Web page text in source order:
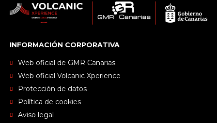
INFORMACIÓN CORPORATIVA
Web oficial de GMR Canarias
Web oficial Volcanic Xperience
Protección de datos
Política de cookies
Aviso legal